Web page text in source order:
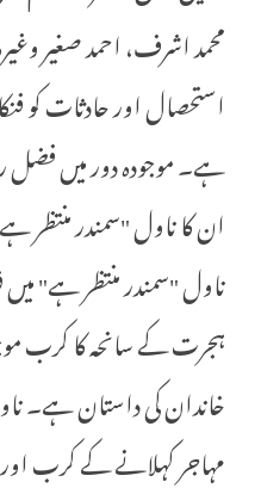
محمد اشرف، احمد صغیر
استحصال اور حادثات کو
ہے۔ موجودہ دور میں فضل
ان کا ناول "سمندر
ناول "سمندر منتظر ہے"
ہجرت کے سانحہ کا کرب
خاندان کی داستان ہے۔
مہاجر کہلانے کے کرب اور